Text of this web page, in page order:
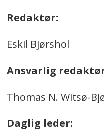
Redaktør:
Eskil Bjørshol
Ansvarlig
Thomas N. Witsø-
Daglig leder: